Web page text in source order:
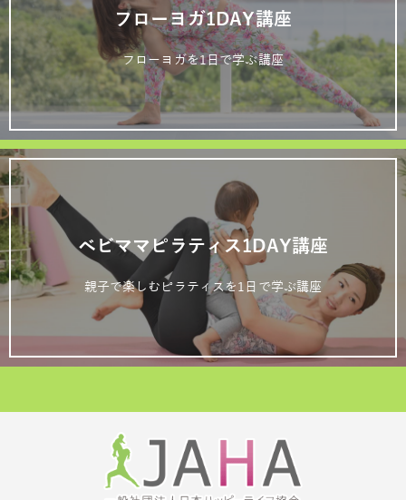
フローヨガ1DAY講座
フローヨガを1日で学ぶ講座
ベビママピラティス1DAY講座
親子で楽しむピラティスを1日で学ぶ講座